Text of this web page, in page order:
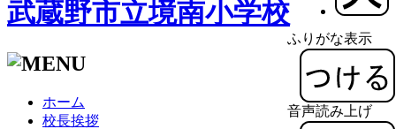
ふりがな表示
音声読み上げ
武蔵野市立境南小学校
ホーム
校長挨拶